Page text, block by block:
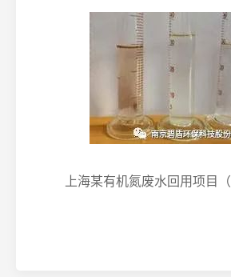
上海某有机氮废水回用项目（